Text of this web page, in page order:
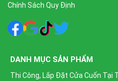
Chính Sách Quy Định
DANH MỤC SẢN PHẨM
Thi Công, Lắp Đặt Cửa Cuốn Tại